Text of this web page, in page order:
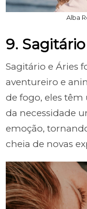
Alba
9.
Sagitário e Áries
aventureiro e
de fogo, eles
da necessidade
emoção,
cheia de novas